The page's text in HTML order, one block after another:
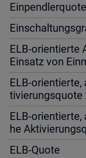
Ein­pend­ler­quo­te
ELB-ori­en­tier­te
Ein­satz von
ELB-
ti­vie­rungs­quo­te
ELB-
he
ELB-Quote